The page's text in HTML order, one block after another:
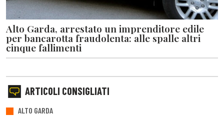
Alto Garda, arrestato un imprenditore edile
per bancarotta fraudolenta: alle spalle altri
cinque fallimenti
ARTICOLI CONSIGLIATI
ALTO GARDA